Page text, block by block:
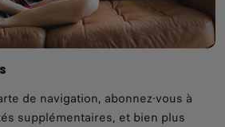
de navigation, abonnez-vous à
supplémentaires, et bien plus